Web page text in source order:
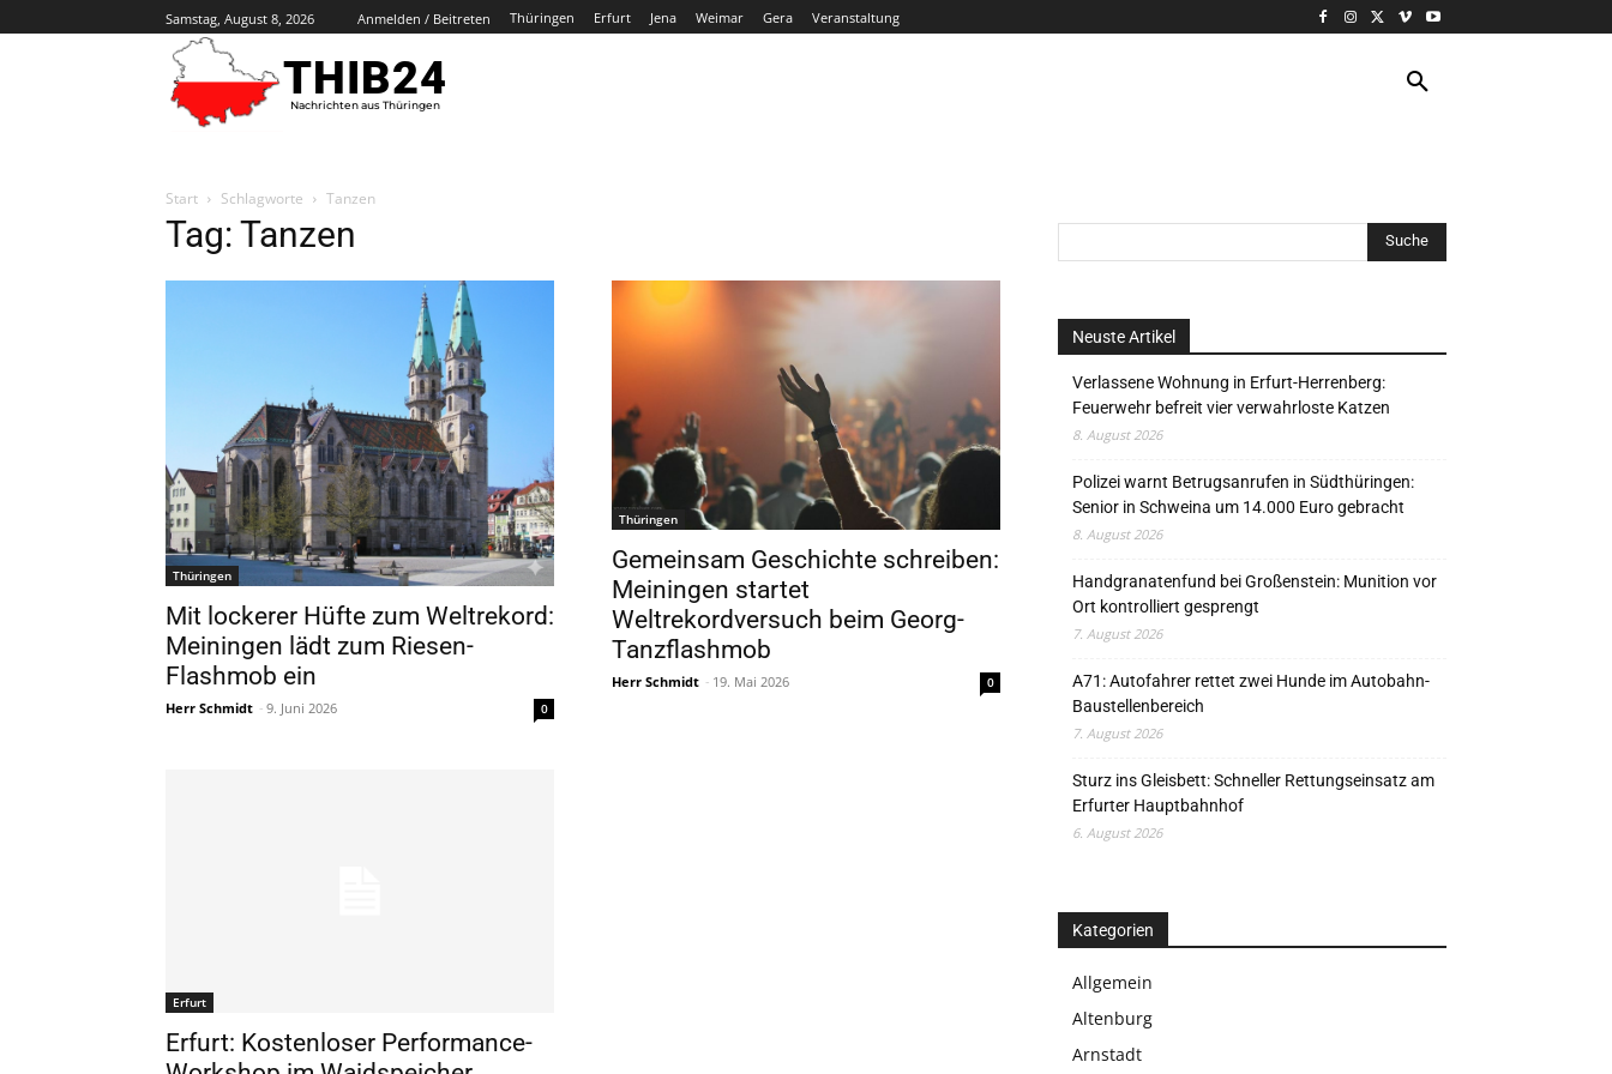
Samstag, August 8, 2026 Anmelden / Beitreten Thüringen Erfurt Jena Weimar Gera Veranstaltung
THIB24
Nachrichten aus Thüringen
Start Schlagworte Tanzen
Tag: Tanzen
Thüringen
Mit lockerer Hüfte zum Weltrekord:
Meiningen lädt zum Riesen-
Flashmob ein
Herr Schmidt - 9. Juni 2026 0
Thüringen
Gemeinsam Geschichte schreiben:
Meiningen startet
Weltrekordversuch beim Georg-
Tanzflashmob
Herr Schmidt - 19. Mai 2026 0
Erfurt
Erfurt: Kostenloser Performance-
Neuste Artikel
Verlassene Wohnung in Erfurt-Herrenberg:
Feuerwehr befreit vier verwahrloste Katzen
8. August 2026
Polizei warnt Betrugsanrufen in Südthüringen:
Senior in Schweina um 14.000 Euro gebracht
8. August 2026
Handgranatenfund bei Großenstein: Munition vor
Ort kontrolliert gesprengt
7. August 2026
A71: Autofahrer rettet zwei Hunde im Autobahn-
Baustellenbereich
7. August 2026
Sturz ins Gleisbett: Schneller Rettungseinsatz am
Erfurter Hauptbahnhof
6. August 2026
Kategorien
Allgemein
Altenburg
Arnstadt